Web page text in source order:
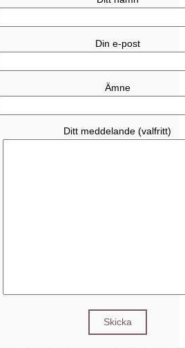
Din e-post
Ämne
Ditt meddelande (valfritt)